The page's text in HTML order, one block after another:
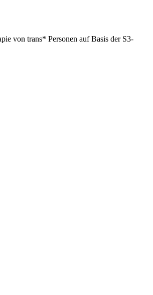
von trans* Personen auf Basis der S3-